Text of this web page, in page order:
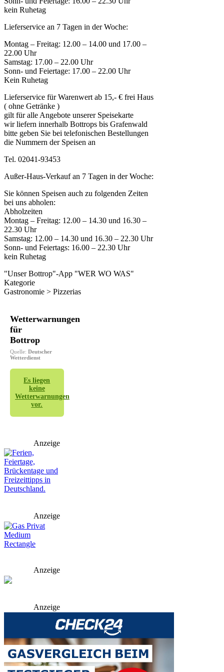
kein Ruhetag
Lieferservice an 7 Tagen in der Woche:
Montag – Freitag: 12.00 – 14.00 und 17.00 –
22.00 Uhr
Samstag: 17.00 – 22.00 Uhr
Sonn- und Feiertage: 17.00 – 22.00 Uhr
Kein Ruhetag
Lieferservice für Warenwert ab 15,- € frei Haus
( ohne Getränke )
gilt für alle Angebote unserer Speisekarte
wir liefern innerhalb Bottrops bis Grafenwald
bitte geben Sie bei telefonischen Bestellungen
die Nummern der Speisen an
Tel. 02041-93453
Außer-Haus-Verkauf an 7 Tagen in der Woche:
Sie können Speisen auch zu folgenden Zeiten
bei uns abholen:
Abholzeiten
Montag – Freitag: 12.00 – 14.30 und 16.30 –
22.30 Uhr
Samstag: 12.00 – 14.30 und 16.30 – 22.30 Uhr
Sonn- und Feiertags: 16.00 – 22.30 Uhr
kein Ruhetag
"Unser Bottrop"-App "WER WO WAS"
Kategorie
Gastronomie > Pizzerias
Wetterwarnungen
für
Bottrop
Quelle: Deutscher
Wetterdienst
Es liegen
keine
Wetterwarnungen
vor.
Anzeige
Anzeige
Anzeige
Anzeige